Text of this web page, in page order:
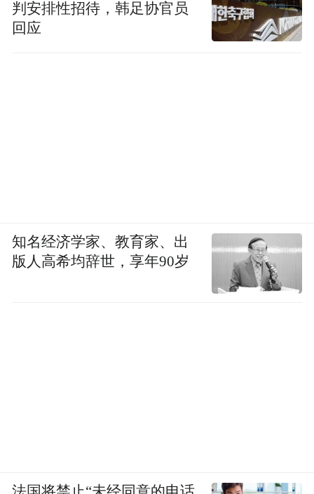
判安排性招待，韩足协官员
回应
知名经济学家、教育家、出
版人高希均辞世，享年90岁